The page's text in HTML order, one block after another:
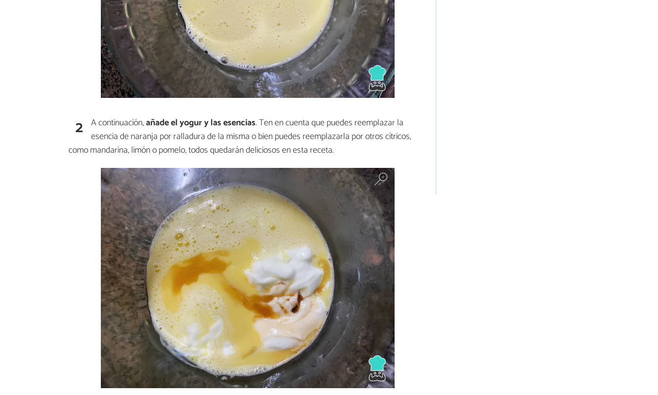
2 A continuación,añade el yogur y las esencias. Ten en cuenta que puedes reemplazar la
esencia de naranja por ralladura de la misma o bien puedes reemplazarla por otros cítricos,
como mandarina, limón o pomelo, todos quedarán deliciosos en esta receta.